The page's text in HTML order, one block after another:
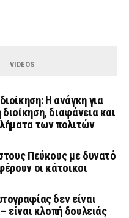
VIDEOS
Η ανάγκη για
διαφάνεια και
των πολιτών
Πεύκους με δυνατό
οι κάτοικοι
δεν είναι
είναι κλοπή δουλειάς